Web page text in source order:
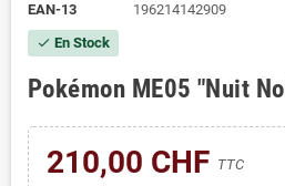
EAN-13
196214142909
check En Stock
Pokémon ME05 "Nuit
210,00 CHF TTC